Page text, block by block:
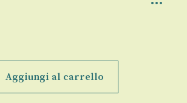
Aggiungi al carrello